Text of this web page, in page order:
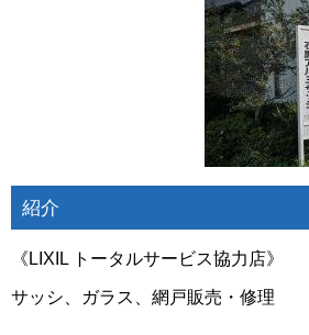
紹介
《LIXIL トータルサービス協力店》
サッシ、ガラス、網戸販売・修理